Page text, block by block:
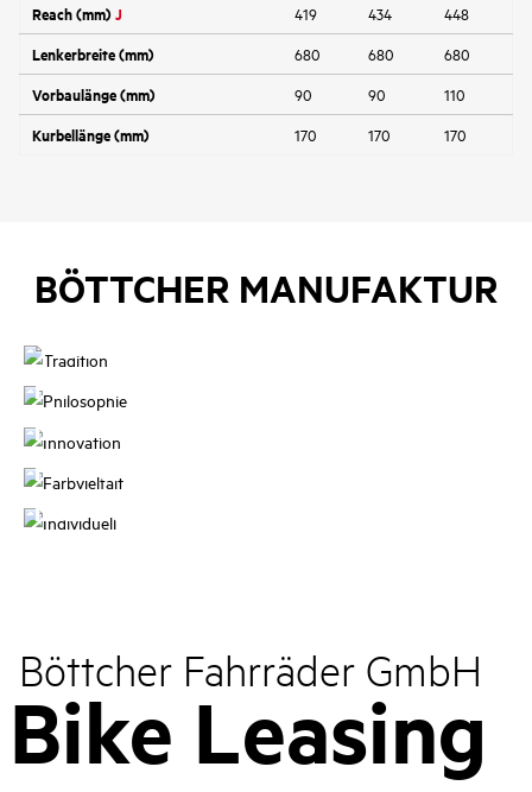
Reach (mm)J 419 434 448
Lenkerbreite (mm) 680 680 680
Vorbaulänge (mm) 90 90 110
Kurbellänge (mm) 170 170 170
BÖTTCHER MANUFAKTUR
Tradition
Philosophie
Innovation
Farbvielfalt
Individuell
Böttcher Fahrräder GmbH
Bike Leasing